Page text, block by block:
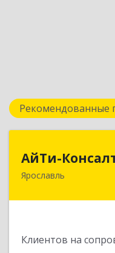
Рекомендованные
АйТи-
Ярославль
Клиентов на
150007,